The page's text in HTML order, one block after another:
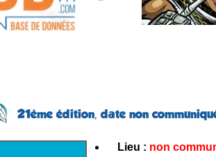
21ème édition,date non
Lieu : non